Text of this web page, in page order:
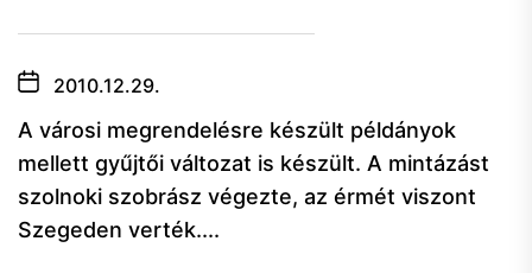
2010.12.29.
A városi megrendelésre készült példányok
mellett gyűjtői változat is készült. A mintázást
szolnoki szobrász végezte, az érmét viszont
Szegeden verték....